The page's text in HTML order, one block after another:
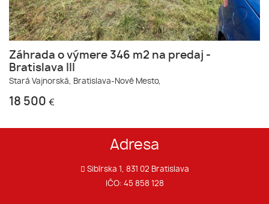
Záhrada o výmere 346 m2 na predaj -
Bratislava III
Stará Vajnorská, Bratislava-Nové Mesto,
18 500 €
Adresa
Sibírska 1, 831 02 Bratislava
IČO: 45 858 128